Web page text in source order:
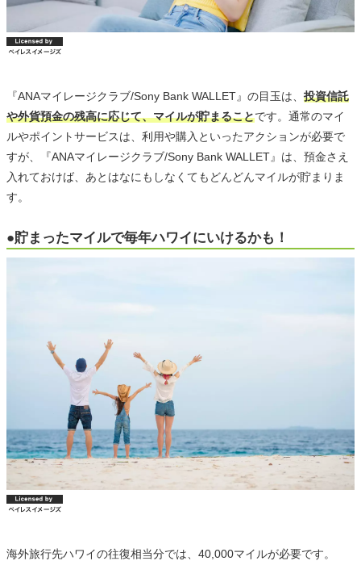
『ANAマイレージクラブ/Sony Bank WALLET』の目玉は、 投資信託
や外貨預金の残高に応じて、マイルが貯まることです。通常のマイ
ルやポイントサービスは、利用や購入といったアクションが必要で
すが、『ANAマイレージクラブ/Sony Bank WALLET』は、預金さえ
入れておけば、あとはなにもしなくてもどんどんマイルが貯まりま
す。
●貯まったマイルで毎年ハワイにいけるかも！
海外旅行先ハワイの往復相当分では、40,000マイルが必要です。